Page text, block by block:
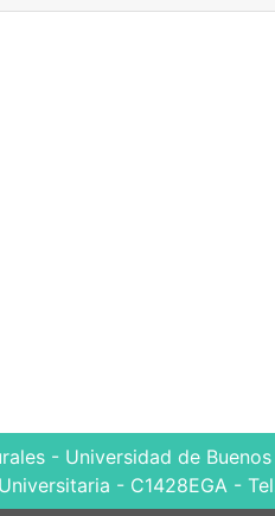
- Universidad de
- C1428EGA -